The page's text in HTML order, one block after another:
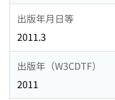
出版年月日等
2011.3
出版年（W3CDTF）
2011